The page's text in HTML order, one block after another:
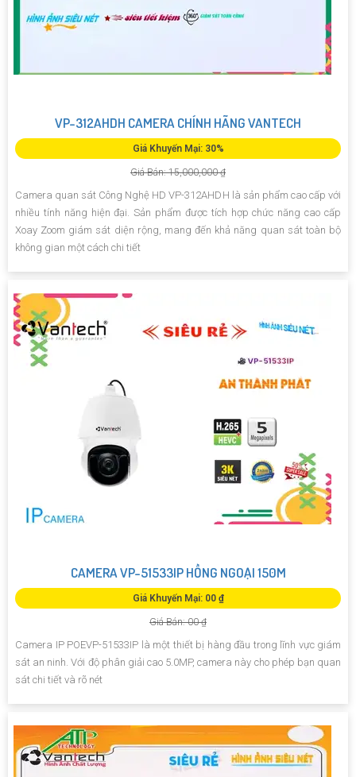
VP-312AHDH CAMERA CHÍNH HÃNG VANTECH
Giá Khuyến Mại: 30%
Giá Bán: 15,000,000 ₫
Camera quan sát Công Nghệ HD VP-312AHDH là sản phẩm cao cấp với
nhiều tính năng hiện đại. Sản phẩm được tích hợp chức năng cao cấp
Xoay Zoom giám sát diện rộng, mang đến khả năng quan sát toàn bộ
không gian một cách chi tiết
CAMERA VP-51533IP HỒNG NGOẠI 150M
Giá Khuyến Mại: 00 ₫
Giá Bán: 00 ₫
Camera IP POEVP-51533IP là một thiết bị hàng đầu trong lĩnh vực giám
sát an ninh. Với độ phân giải cao 5.0MP, camera này cho phép bạn quan
sát chi tiết và rõ nét